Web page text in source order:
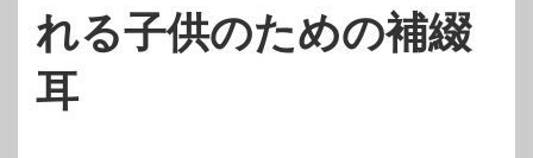
れる子供のための補綴
耳